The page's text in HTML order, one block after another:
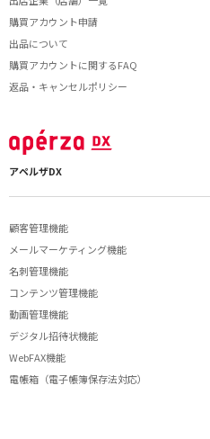
購買アカウント申請
出品について
購買アカウントに関するFAQ
返品・キャンセルポリシー
アペルザDX
顧客管理機能
メールマーケティング機能
名刺管理機能
コンテンツ管理機能
動画管理機能
デジタル招待状機能
WebFAX機能
電帳箱（電子帳簿保存法対応）